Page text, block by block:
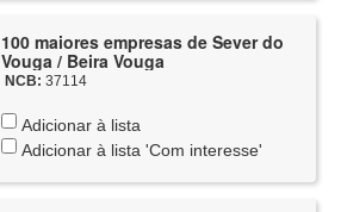
100 maiores empresas de Sever do
Vouga / Beira Vouga
NCB: 37114
Adicionar à lista
Adicionar à lista 'Com interesse'